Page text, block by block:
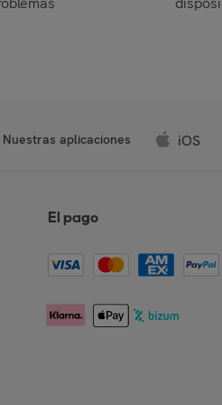
Nuestras aplicaciones iOS
El pago